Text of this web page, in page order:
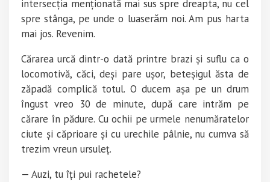
intersecția menționată mai sus spre dreapta, nu cel
spre stânga, pe unde o luaserǎm noi. Am pus harta
mai jos. Revenim.
Cărarea urcă dintr-o dată printre brazi și suflu ca o
locomotivă, căci, deși pare ușor, beteșigul ăsta de
zăpadă complică totul. O ducem așa pe un drum
îngust vreo 30 de minute, după care intrăm pe
cărare în pădure. Cu ochii pe urmele nenumăratelor
ciute și căprioare și cu urechile pâlnie, nu cumva să
trezim vreun ursuleț.
— Auzi, tu îți pui rachetele?